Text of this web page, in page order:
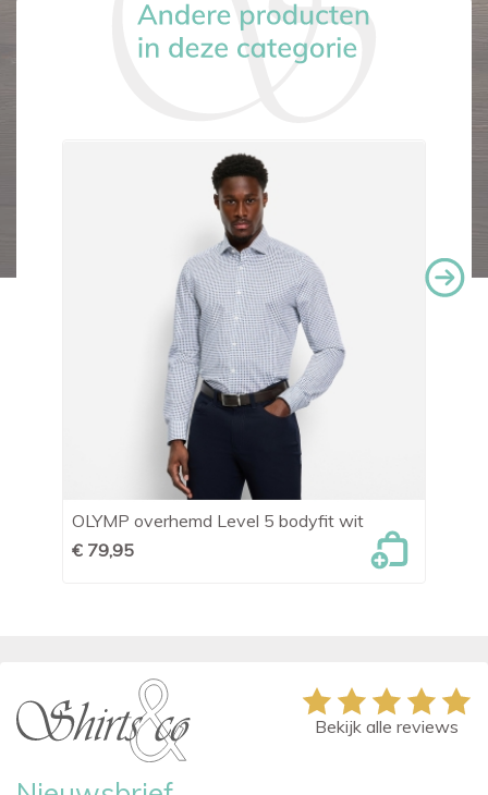
OLYMP overhemd Level 5 bodyfit wit
€ 79,95
Bekijk alle reviews